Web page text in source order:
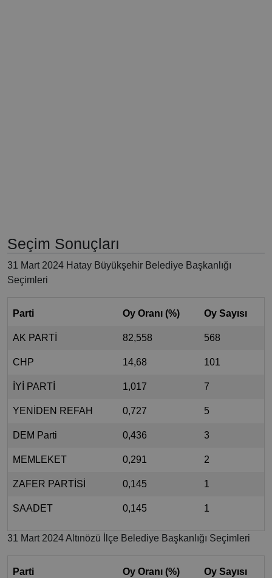
Seçim Sonuçları
31 Mart 2024 Hatay Büyükşehir Belediye Başkanlığı
Seçimleri
Parti Oy Oranı (%) Oy Sayısı
AK PARTİ 82,558 568
CHP 14,68 101
İYİ PARTİ 1,017 7
YENİDEN REFAH 0,727 5
DEM Parti 0,436 3
MEMLEKET 0,291 2
ZAFER PARTİSİ 0,145 1
SAADET 0,145 1
31 Mart 2024 Altınözü İlçe Belediye Başkanlığı Seçimleri
Parti Oy Oranı (%) Oy Sayısı